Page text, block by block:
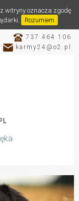
witryny oznacza zgodę
Rozumiem
737 464 106
karmy24@o2.pl